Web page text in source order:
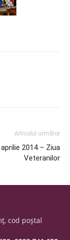
Articolul următor
2014 – Ziua
Veteranilor
cod poştal